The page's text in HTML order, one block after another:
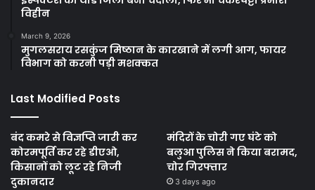
विहीन
March 9, 2026
मुगलसराय रसकुंज मिष्ठान के कारखाने में लगी आग, फायर
विभाग को करनी पड़ी मशक्कत
Last Modified Posts
बंद कमरे से विज्ञप्ति जारी कर
कोरमपूर्ति कर रहे डीएओ,
किसानों को लूट रहे निजी
दुकानदार
मंदिरों के चोरी गए घंटे को
बलुआ पुलिस ने किया बरामद,
चोर गिरफ्तार
3 days ago